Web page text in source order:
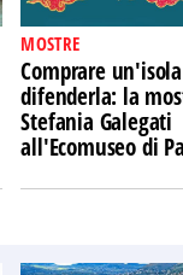
MOSTRE
Comprare
difenderla: la
Stefania Galegati
all'Ecomuseo di